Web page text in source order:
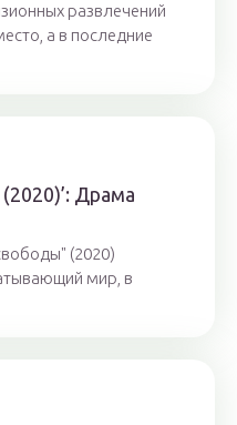
развлечений
а в последние
Драма
(2020)
мир, в